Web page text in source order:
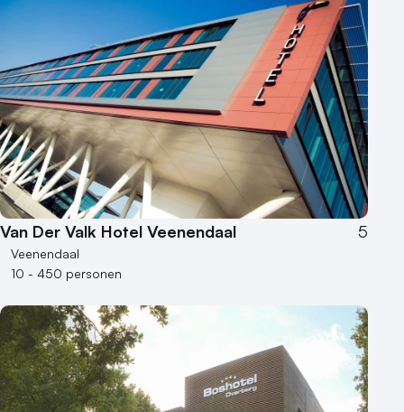
Aantal personen
1 - 50 personen
50 - 100 personen
100 - 250 personen
250 - 500 personen
500+ personen
Bijzondere locaties
Buitenlocatie
Duurzame locatie
Groene locatie
Heisessie
Hotel
Hybride events
Industriële locatie
Kasteel en landgoed
Kleine / intieme locatie
Van Der Valk Hotel Veenendaal 5
Veenendaal
10 - 450 personen